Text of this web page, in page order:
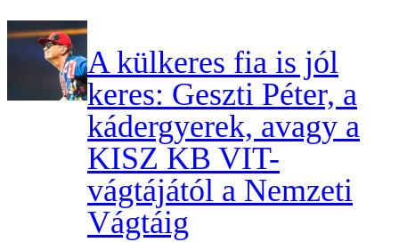
A külkeres fia is jól
keres: Geszti Péter, a
kádergyerek, avagy a
KISZ KB VIT-
vágtájától a Nemzeti
Vágtáig